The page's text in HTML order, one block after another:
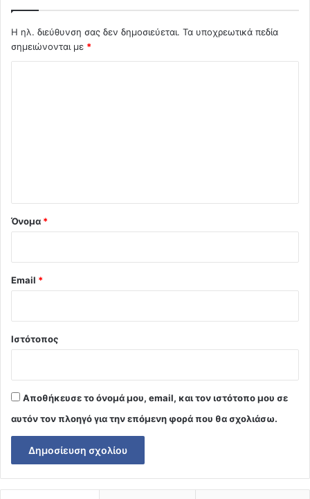
Η ηλ. διεύθυνση σας δεν δημοσιεύεται. Τα υποχρεωτικά πεδία
σημειώνονται με *
Όνομα *
Email *
Ιστότοπος
Αποθήκευσε το όνομά μου, email, και τον ιστότοπο μου σε
αυτόν τον πλοηγό για την επόμενη φορά που θα σχολιάσω.